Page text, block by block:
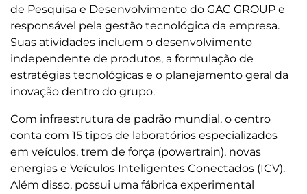
de Pesquisa e Desenvolvimento do GAC GROUP e
responsável pela gestão tecnológica da empresa.
Suas atividades incluem o desenvolvimento
independente de produtos, a formulação de
estratégias tecnológicas e o planejamento geral da
inovação dentro do grupo.
Com infraestrutura de padrão mundial, o centro
conta com 15 tipos de laboratórios especializados
em veículos, trem de força (powertrain), novas
energias e Veículos Inteligentes Conectados (ICV).
Além disso, possui uma fábrica experimental